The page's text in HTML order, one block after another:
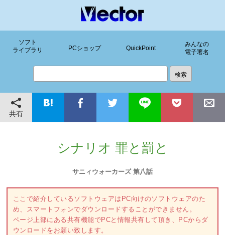
ソフト
ライブラリ
PCショップ QuickPoint
みんなの
電子署名
共有
シナリオ 罪と罰と
サニィウォーカーズ 第八話
ここで紹介しているソフトウェアはPC向けのソフトウェアのた
め、スマートフォンでダウンロードすることができません。
ページ上部にある共有機能でPCと情報共有して頂き、PCからダ
ウンロードをお願い致します。